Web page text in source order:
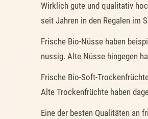
Wirklich gute und qualitativ
seit Jahren in den Regalen im
Frische Bio-Nüsse haben
nussig. Alte Nüsse hingegen
Frische Bio-Soft-
Alte Trockenfrüchte haben
Eine der besten Qualitäten an